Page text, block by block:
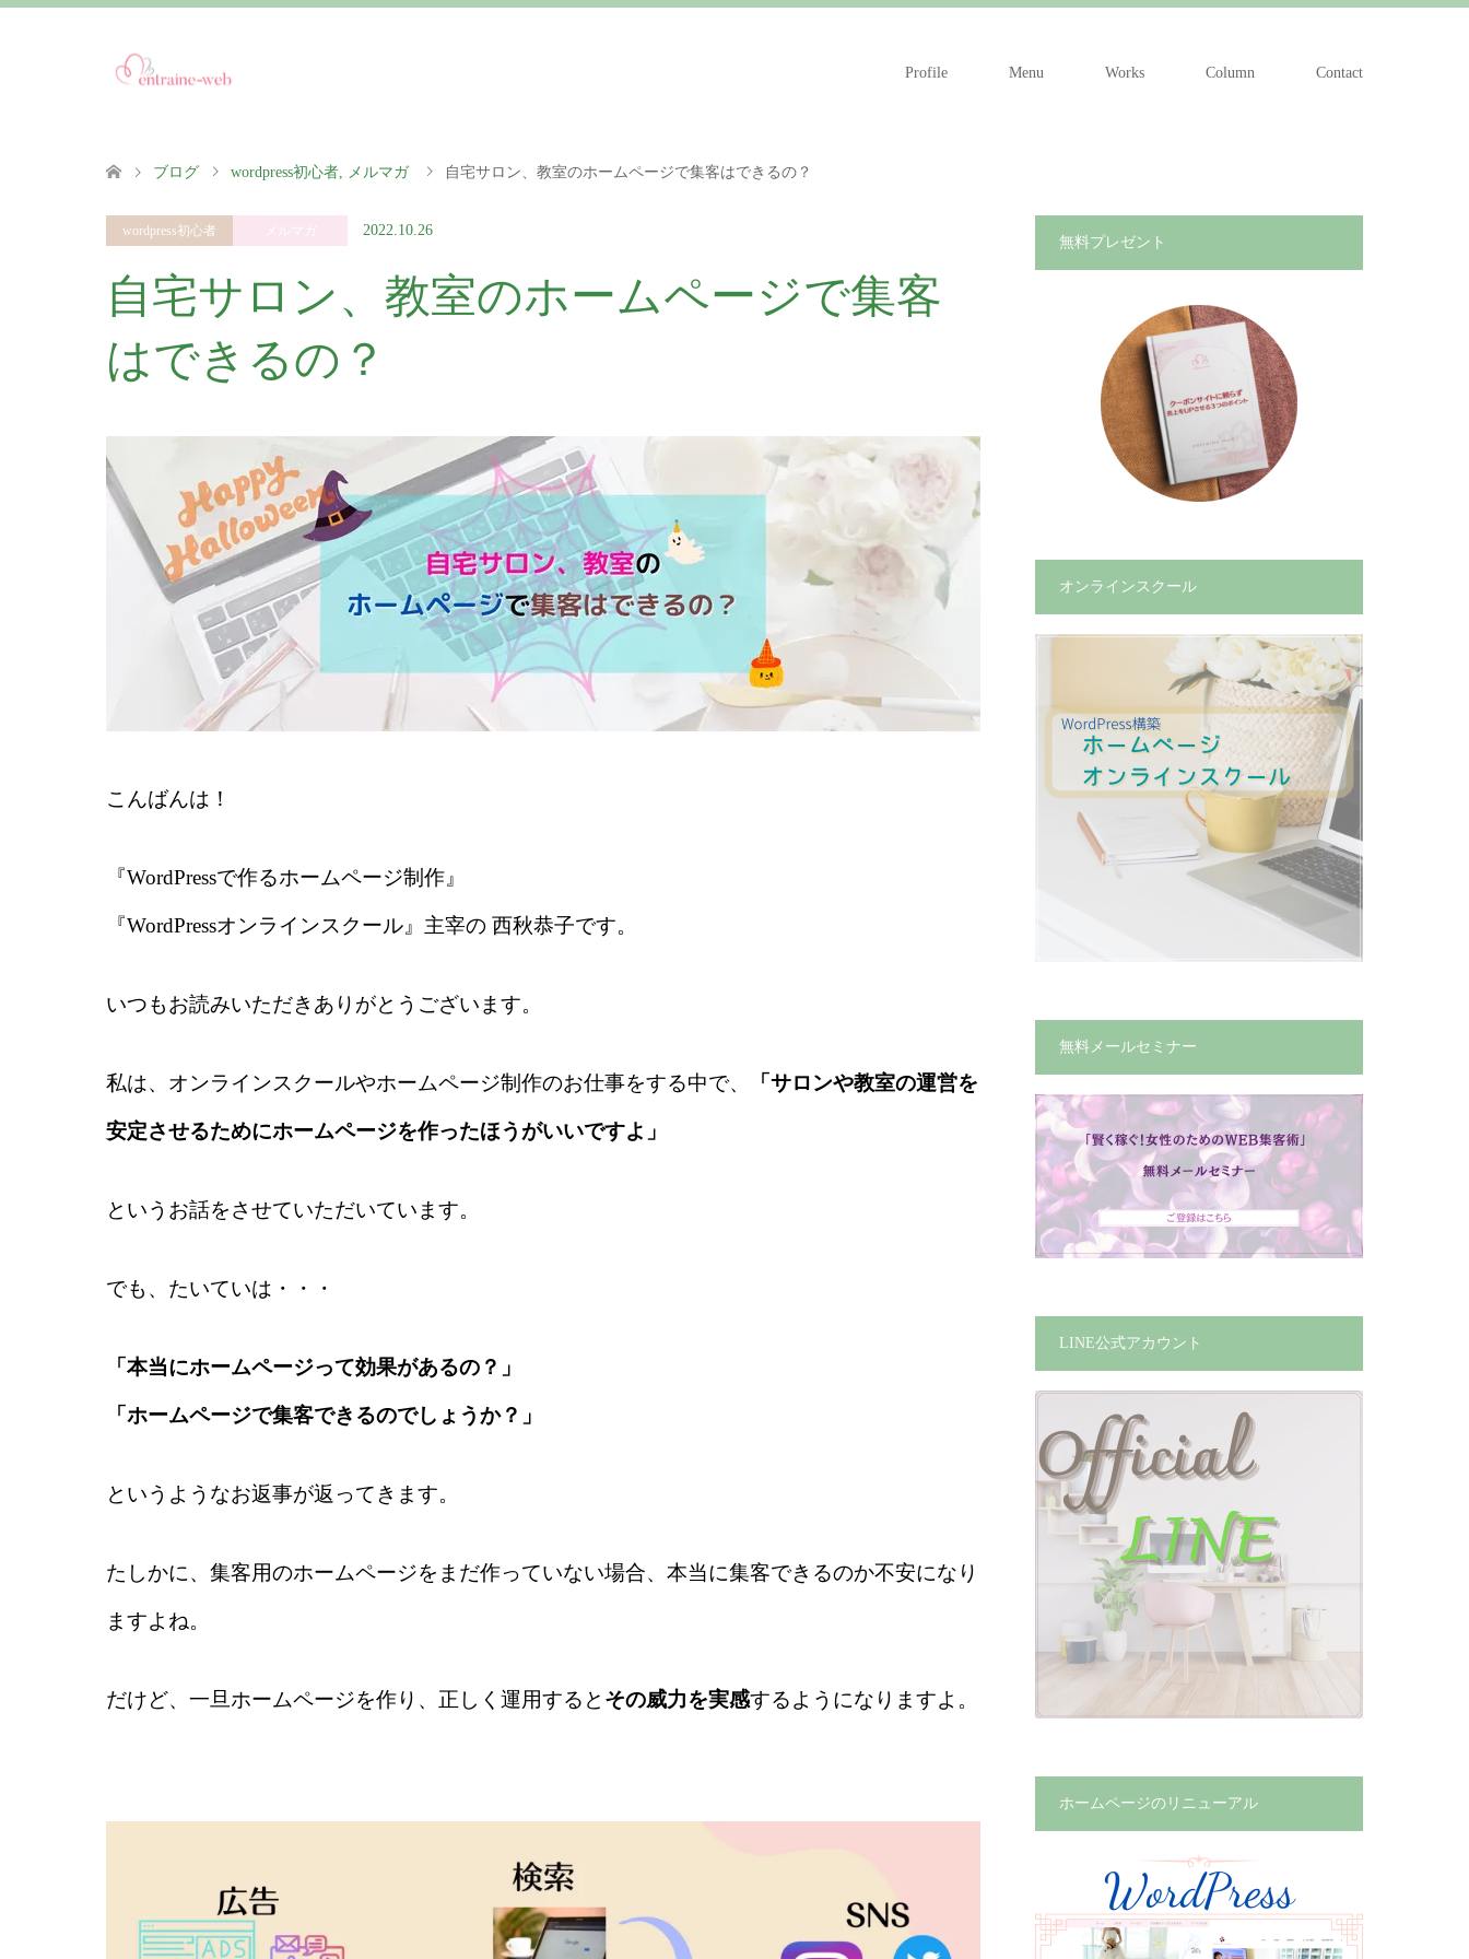
Profile Menu Works Column Contact
ブログ wordpress初心者, メルマガ 自宅サロン、教室のホームページで集客はできるの？
wordpress初心者 メルマガ 2022.10.26
自宅サロン、教室のホームページで集客
はできるの？
こんばんは！
『WordPressで作るホームページ制作』
『WordPressオンラインスクール』主宰の 西秋恭子です。
いつもお読みいただきありがとうございます。
私は、オンラインスクールやホームページ制作のお仕事をする中で、 「サロンや教室の運営を
安定させるためにホームページを作ったほうがいいですよ」
というお話をさせていただいています。
でも、たいていは・・・
「本当にホームページって効果があるの？」
「ホームページで集客できるのでしょうか？」
というようなお返事が返ってきます。
たしかに、集客用のホームページをまだ作っていない場合、本当に集客できるのか不安になり
ますよね。
だけど、一旦ホームページを作り、正しく運用すると その威力を実感するようになりますよ。
無料プレゼント
オンラインスクール
無料メールセミナー
LINE公式アカウント
ホームページのリニューアル